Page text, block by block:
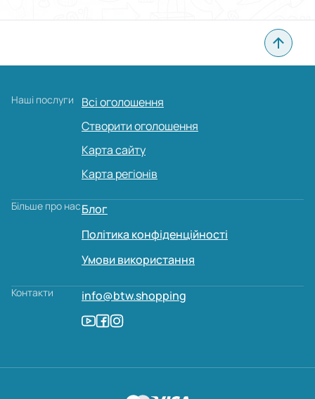
Наші послуги
Всі оголошення
Створити оголошення
Карта сайту
Карта регіонів
Більше про насБлог
Політика конфіденційності
Умови використання
Контакти info@btw.shopping